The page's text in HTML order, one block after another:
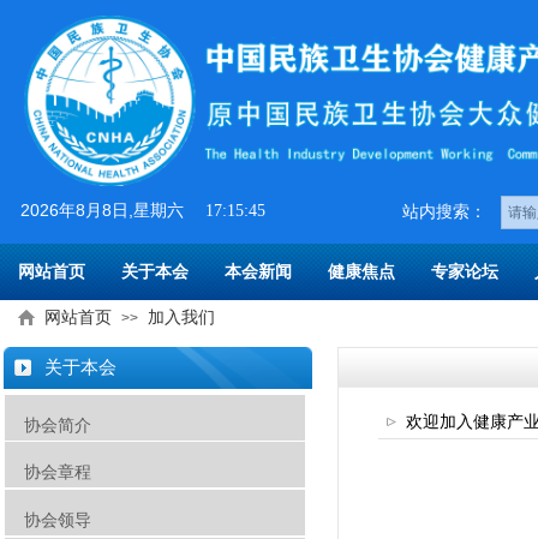
2026年8 月8日 ,星期六 17:15:45 ​​站内搜索：
网站首页 关于本会 本会新闻 健康焦点 专家论坛
协会领导
协会简介
协会章程
关于本会
网站首页 >> 加入我们
欢迎加入健康产